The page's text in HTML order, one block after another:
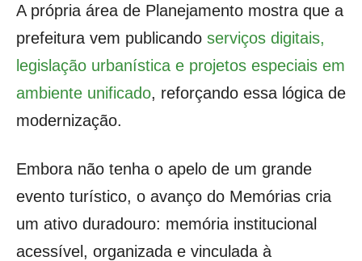
A própria área de Planejamento mostra que a
prefeitura vem publicando serviços digitais,
legislação urbanística e projetos especiais em
ambiente unificado, reforçando essa lógica de
modernização.
Embora não tenha o apelo de um grande
evento turístico, o avanço do Memórias cria
um ativo duradouro: memória institucional
acessível, organizada e vinculada à